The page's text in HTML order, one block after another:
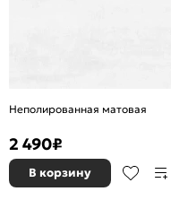
Неполированная матовая
2 490₽
В корзину